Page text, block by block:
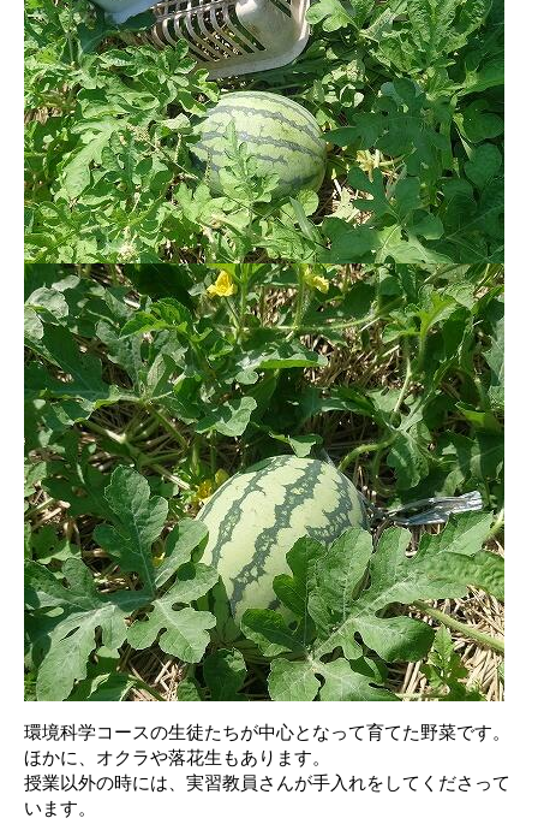
環境科学コースの生徒たちが中心となって育てた野菜です。
ほかに、オクラや落花生もあります。
授業以外の時には、実習教員さんが手入れをしてくださって
います。